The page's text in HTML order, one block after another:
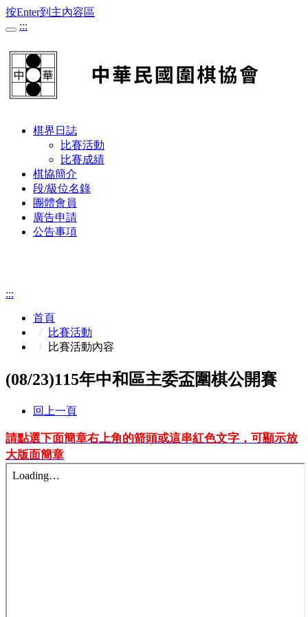
按Enter到主內容區
:::
棋界日誌
比賽活動
比賽成績
棋協簡介
段/級位名錄
團體會員
廣告申請
公告事項
:::
首頁
比賽活動
比賽活動內容
(08/23)115年中和區主委盃圍棋公開賽
回上一頁
請點選下面簡章右上角的箭頭或這串紅色文字，可顯示放
大版面簡章